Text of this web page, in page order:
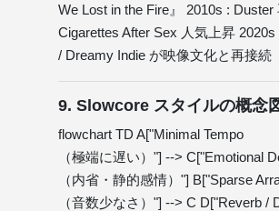
We Lost in the Fire』 2010s : Duster
Cigarettes After Sex 人気上昇
/ Dreamy Indie が映像文化と再接続
9. Slowcore スタイルの概念
flowchart TD A["Minimal Tempo
（極端に遅い）"] --> C["Emotional
（内省・静的感情）"] B["Sparse
（音数少なさ）"] --> C D["Reverb /